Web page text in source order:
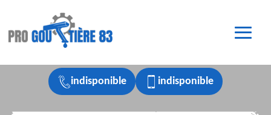
indisponible indisponible